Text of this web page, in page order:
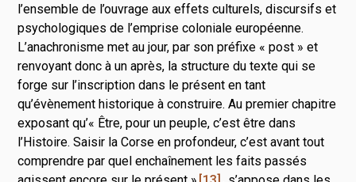
l’ensemble de l’ouvrage aux effets culturels, discursifs et
psychologiques de l’emprise coloniale européenne.
L’anachronisme met au jour, par son préfixe « post » et
renvoyant donc à un après, la structure du texte qui se
forge sur l’inscription dans le présent en tant
qu’évènement historique à construire. Au premier chapitre
exposant qu’« Être, pour un peuple, c’est être dans
l’Histoire. Saisir la Corse en profondeur, c’est avant tout
comprendre par quel enchaînement les faits passés